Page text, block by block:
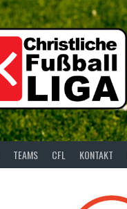
TEAMS CFL KONTAKT